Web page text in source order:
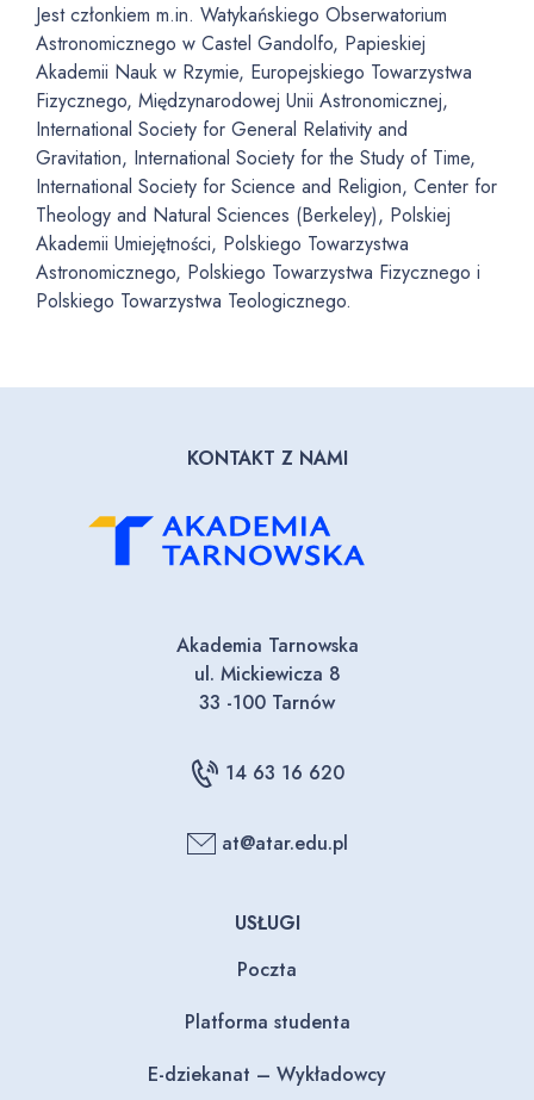
Jest członkiem m.in. Watykańskiego Obserwatorium
Astronomicznego w Castel Gandolfo, Papieskiej
Akademii Nauk w Rzymie, Europejskiego Towarzystwa
Fizycznego, Międzynarodowej Unii Astronomicznej,
International Society for General Relativity and
Gravitation, International Society for the Study of Time,
International Society for Science and Religion, Center for
Theology and Natural Sciences (Berkeley), Polskiej
Akademii Umiejętności, Polskiego Towarzystwa
Astronomicznego, Polskiego Towarzystwa Fizycznego i
Polskiego Towarzystwa Teologicznego.
KONTAKT Z NAMI
Akademia Tarnowska
ul. Mickiewicza 8
33 -100 Tarnów
14 63 16 620
at@atar.edu.pl
USŁUGI
Poczta
Platforma studenta
E-dziekanat – Wykładowcy